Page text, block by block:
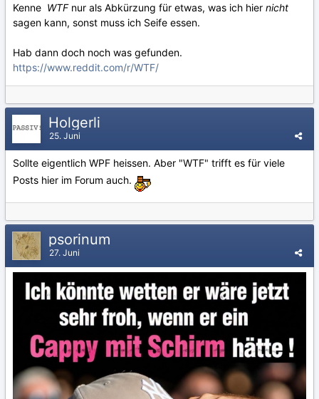
Kenne WTFnur als Abkürzung für etwas, was ich hier nicht
sagen kann, sonst muss ich Seife essen.
Hab dann doch noch was gefunden.
https://www.reddit.com/r/WTF/
Holgerli
25. Juni
Sollte eigentlich WPF heissen. Aber "WTF" trifft es für viele
Posts hier im Forum auch.
psorinum
27. Juni